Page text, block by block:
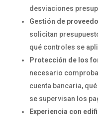
desviaciones
Gestión de
solicitan
qué controles se
Protección de los
necesario
cuenta bancaria,
se supervisan los
Experiencia con